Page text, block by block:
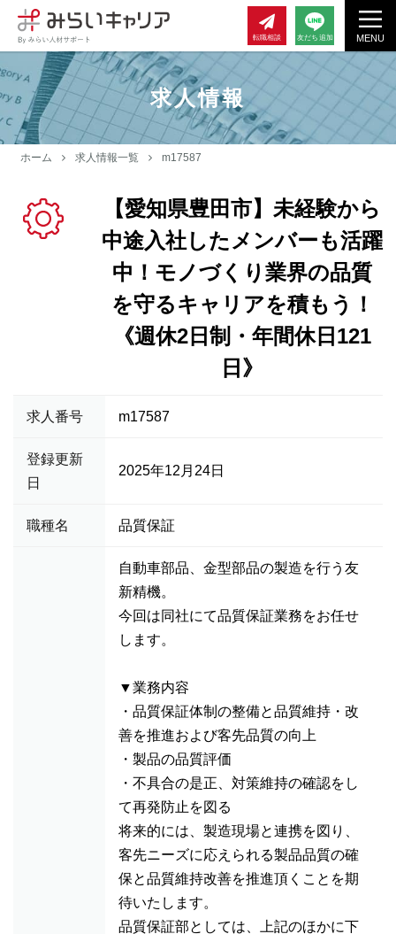
MENU
転職相談 友だち追加
求人情報
ホーム 求人情報一覧 m17587
【愛知県豊田市】未経験から
中途入社したメンバーも活躍
中！モノづくり業界の品質
を守るキャリアを積もう！
《週休2日制・年間休日121
日》
求人番号 m17587
登録更新
日
2025年12月24日
職種名 品質保証
自動車部品、金型部品の製造を行う友
新精機。
今回は同社にて品質保証業務をお任せ
します。
▼業務内容
・品質保証体制の整備と品質維持・改
善を推進および客先品質の向上
・製品の品質評価
・不具合の是正、対策維持の確認をし
て再発防止を図る
将来的には、製造現場と連携を図り、
客先ニーズに応えられる製品品質の確
保と品質維持改善を推進頂くことを期
待いたします。
品質保証部としては、上記のほかに下